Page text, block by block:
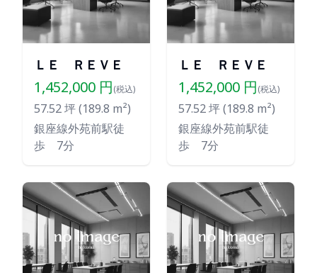
ＬＥ ＲＥＶＥ
1,452,000 円(税込)
57.52坪 (189.8 m²)
銀座線外苑前駅徒
歩 7分
ＬＥ ＲＥＶＥ
1,452,000 円(税込)
57.52坪 (189.8 m²)
銀座線外苑前駅徒
歩 7分